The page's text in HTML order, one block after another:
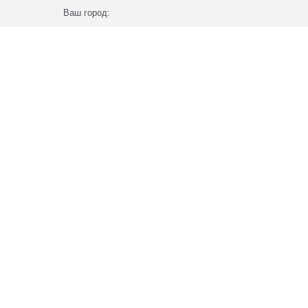
Ваш город: